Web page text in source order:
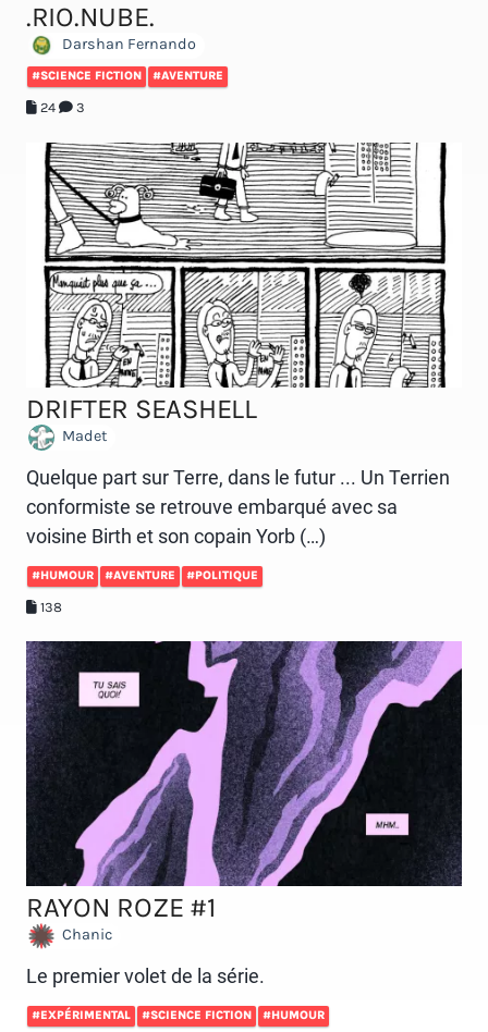
.RIO.NUBE.
Darshan Fernando
#SCIENCE FICTION #AVENTURE
24 3
DRIFTER SEASHELL
Madet
Quelque part sur Terre, dans le futur ... Un Terrien
conformiste se retrouve embarqué avec sa
voisine Birth et son copain Yorb (…)
#HUMOUR #AVENTURE #POLITIQUE
138
RAYON ROZE #1
Chanic
Le premier volet de la série.
#EXPÉRIMENTAL #SCIENCE FICTION #HUMOUR